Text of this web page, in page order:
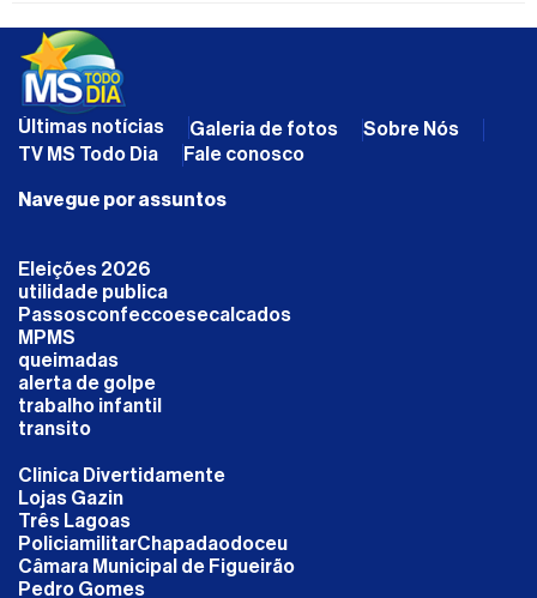
Últimas notícias Galeria de fotos
Sobre Nós
TV MS Todo Dia
Fale conosco
Navegue por assuntos
Eleições 2026
utilidade publica
Passosconfeccoesecalcados
MPMS
queimadas
alerta de golpe
trabalho infantil
transito
Clinica Divertidamente
Lojas Gazin
Três Lagoas
PoliciamilitarChapadaodoceu
Câmara Municipal de Figueirão
Pedro Gomes